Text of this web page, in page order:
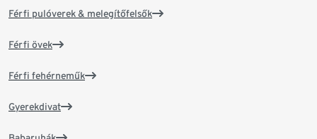
Férfi pulóverek & melegítőfelsők
Férfi övek
Férfi fehérneműk
Gyerekdivat